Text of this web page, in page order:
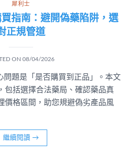
犀利士
指南：避開偽藥陷阱，選
正規管道
ON 08/04/2026
問題是「是否購買到正品」。本文
包括選擇合法藥局、確認藥品真
價格區間，助您規避偽劣產品風
繼續閱讀 →